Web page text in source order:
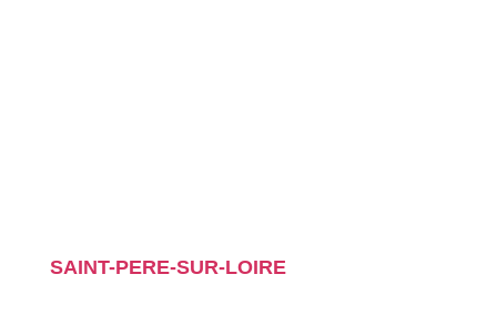
SAINT-PERE-SUR-LOIRE